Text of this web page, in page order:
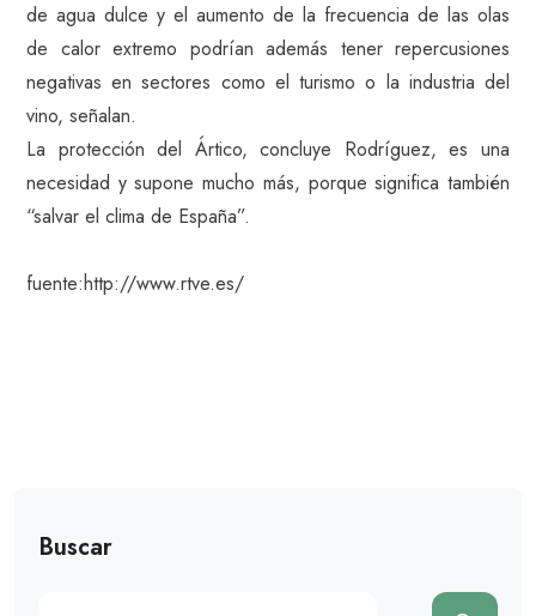
de agua dulce y el aumento de la frecuencia de las olas
de calor extremo podrían además tener repercusiones
negativas en sectores como el turismo o la industria del
vino, señalan.
La protección del Ártico, concluye Rodríguez, es una
necesidad y supone mucho más, porque significa también
“salvar el clima de España”.
fuente:http://www.rtve.es/
Buscar